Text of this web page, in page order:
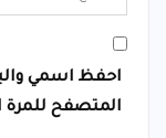
احفظ اسمي
المتصفح للمرة